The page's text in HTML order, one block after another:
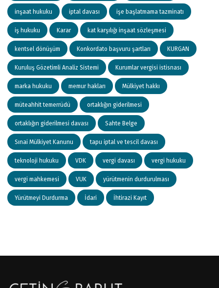
inşaat hukuku iptal davası işe başlatmama tazminatı
iş hukuku Karar kat karşılığı inşaat sözleşmesi
kentsel dönüşüm Konkordato başvuru şartları KURGAN
Kuruluş Gözetimli Analiz Sistemi Kurumlar vergisi istisnası
marka hukuku memur hakları Mülkiyet hakkı
müteahhit temerrüdü ortaklığın giderilmesi
ortaklığın giderilmesi davası Sahte Belge
Sınai Mülkiyet Kanunu tapu iptal ve tescil davası
teknoloji hukuku VDK vergi davası vergi hukuku
vergi mahkemesi VUK yürütmenin durdurulması
Yürütmeyi Durdurma İdari İhtirazi Kayıt